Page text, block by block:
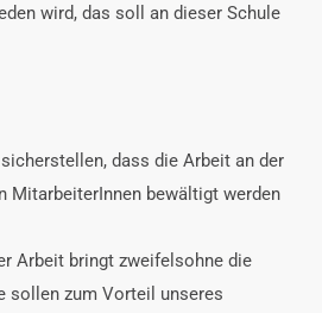
wird, das soll an dieser Schule
dass die Arbeit an der
MitarbeiterInnen bewältigt werden
Arbeit bringt zweifelsohne die
sollen zum Vorteil unseres